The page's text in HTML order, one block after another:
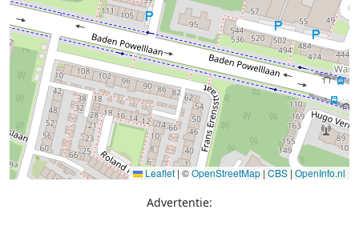
Leaflet | ©OpenStreetMap | CBS | OpenInfo.nl
Advertentie: